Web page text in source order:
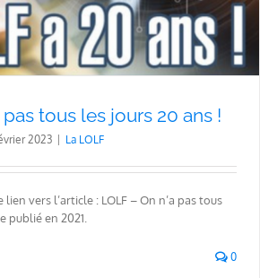
pas tous les jours 20 ans !
2023 La LOLF
vers l’article : LOLF – On n’a pas tous
publié en 2021.
0